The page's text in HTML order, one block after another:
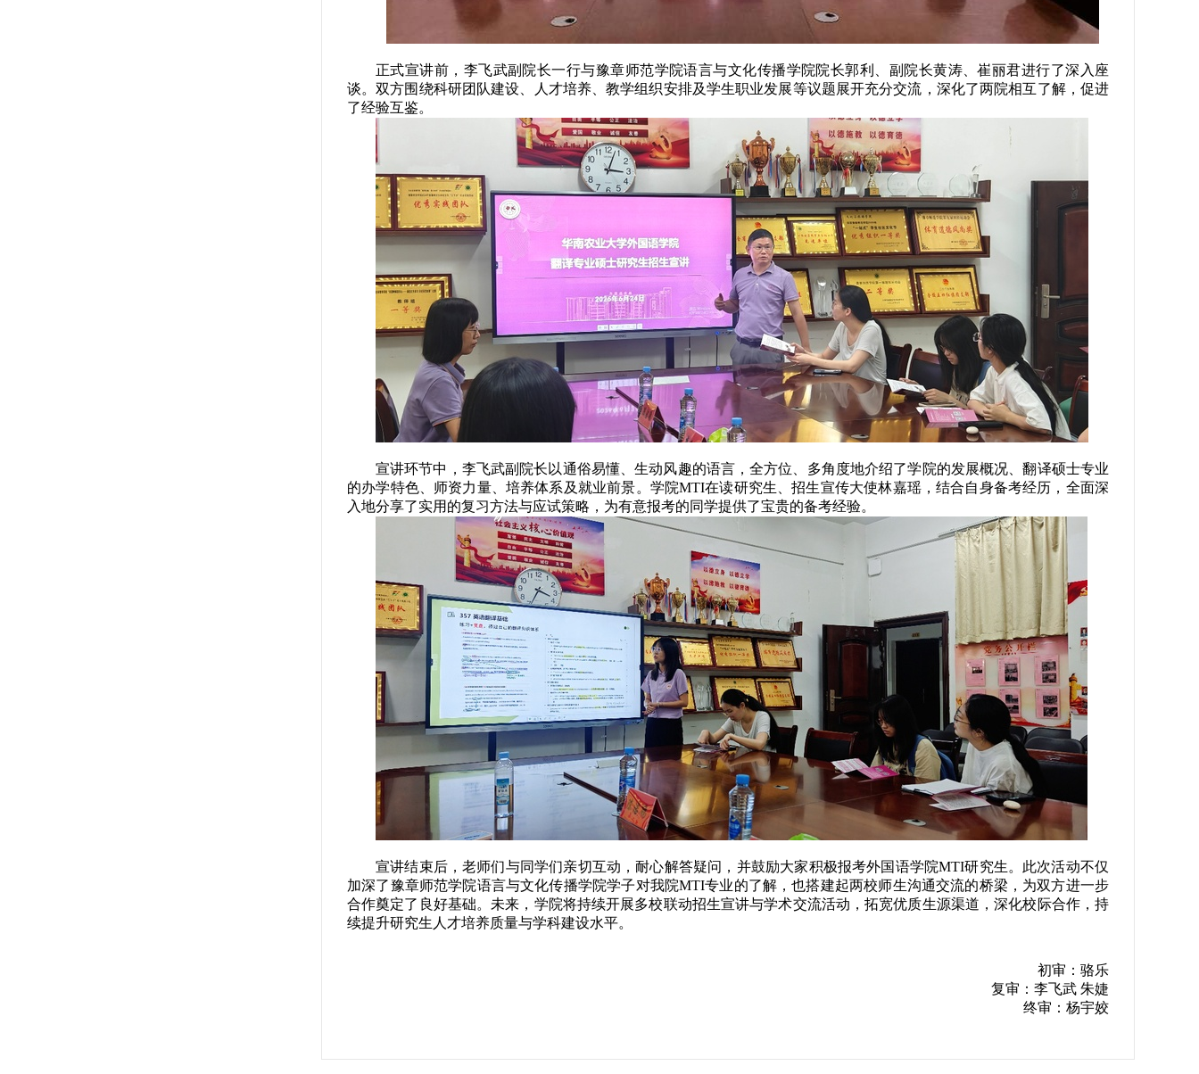
正式宣讲前，李飞武副院长一行与豫章师范学院语言与文化传播学院院长郭利、副院长黄涛、崔丽君进行了深入座
谈。双方围绕科研团队建设、人才培养、教学组织安排及学生职业发展等议题展开充分交流，深化了两院相互了解，促进
了经验互鉴。
宣讲环节中，李飞武副院长以通俗易懂、生动风趣的语言，全方位、多角度地介绍了学院的发展概况、翻译硕士专业
的办学特色、师资力量、培养体系及就业前景。学院MTI在读研究生、招生宣传大使林嘉瑶，结合自身备考经历，全面深
入地分享了实用的复习方法与应试策略，为有意报考的同学提供了宝贵的备考经验。
宣讲结束后，老师们与同学们亲切互动，耐心解答疑问，并鼓励大家积极报考外国语学院MTI研究生。此次活动不仅
加深了豫章师范学院语言与文化传播学院学子对我院MTI专业的了解，也搭建起两校师生沟通交流的桥梁，为双方进一步
合作奠定了良好基础。未来，学院将持续开展多校联动招生宣讲与学术交流活动，拓宽优质生源渠道，深化校际合作，持
续提升研究生人才培养质量与学科建设水平。
初审：骆乐
复审：李飞武 朱婕
终审：杨宇姣